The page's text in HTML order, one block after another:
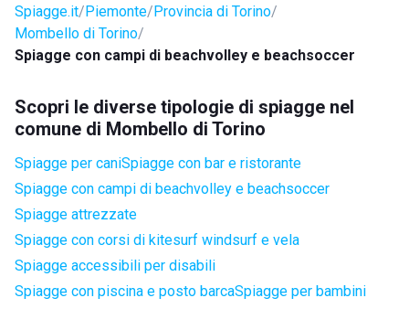
Spiagge.it Piemonte Provincia di Torino
Mombello di Torino
Spiagge con campi di beachvolley e beachsoccer
Scopri le diverse tipologie di spiagge nel
comune di Mombello di Torino
Spiagge per caniSpiagge con bar e ristorante
Spiagge con campi di beachvolley e beachsoccer
Spiagge attrezzate
Spiagge con corsi di kitesurf windsurf e vela
Spiagge accessibili per disabili
Spiagge con piscina e posto barcaSpiagge per bambini